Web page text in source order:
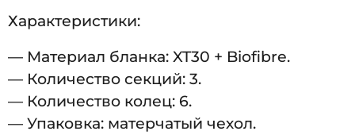
Характеристики:
— Материал бланка: XT30 + Biofibre.
— Количество секций: 3.
— Количество колец: 6.
— Упаковка: матерчатый чехол.